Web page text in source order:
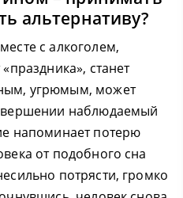
альтернативу?
с алкоголем,
станет
угрюмым, может
наблюдаемый
напоминает потерю
от подобного сна
потрясти, громко